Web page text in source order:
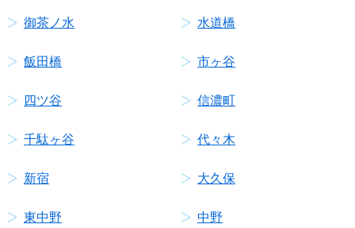
御茶ノ水 水道橋
飯田橋 市ヶ谷
四ツ谷 信濃町
千駄ヶ谷 代々木
新宿 大久保
東中野 中野